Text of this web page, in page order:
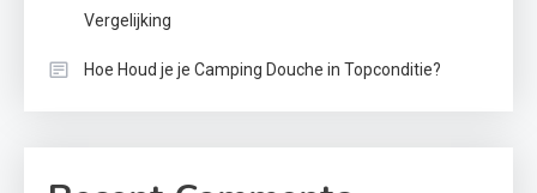
Vergelijking
Hoe Houd je je Camping Douche in Topconditie?